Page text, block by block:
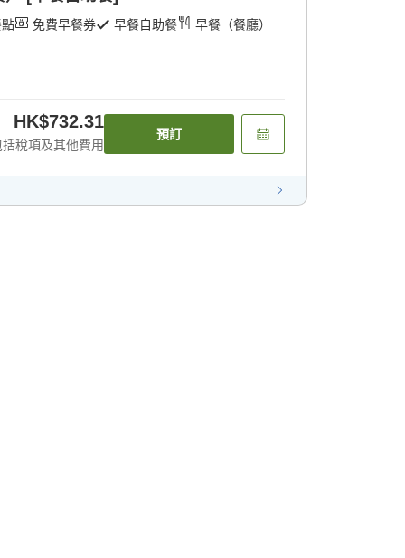
免費早餐券 早餐自助餐 早餐（餐廳）
HK$732.31
括稅項及其他費用
預訂